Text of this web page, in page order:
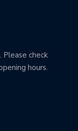
Please check
hours.